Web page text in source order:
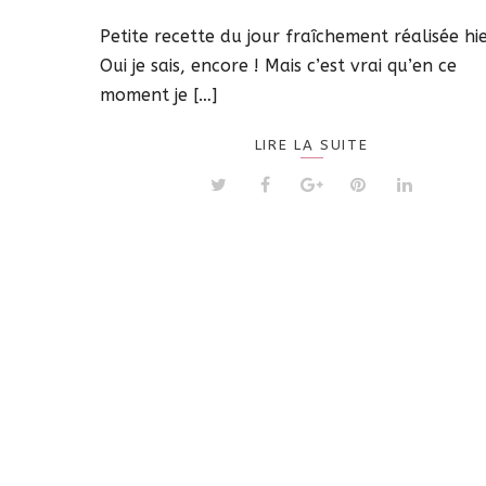
Petite recette du jour fraîchement réalisée
Oui je sais, encore ! Mais c’est vrai qu’en ce
moment je […]
LIRE LA SUITE